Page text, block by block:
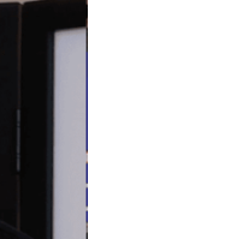
medizinische
Überwachung der
von erfahrenen
mehr Erfahrung